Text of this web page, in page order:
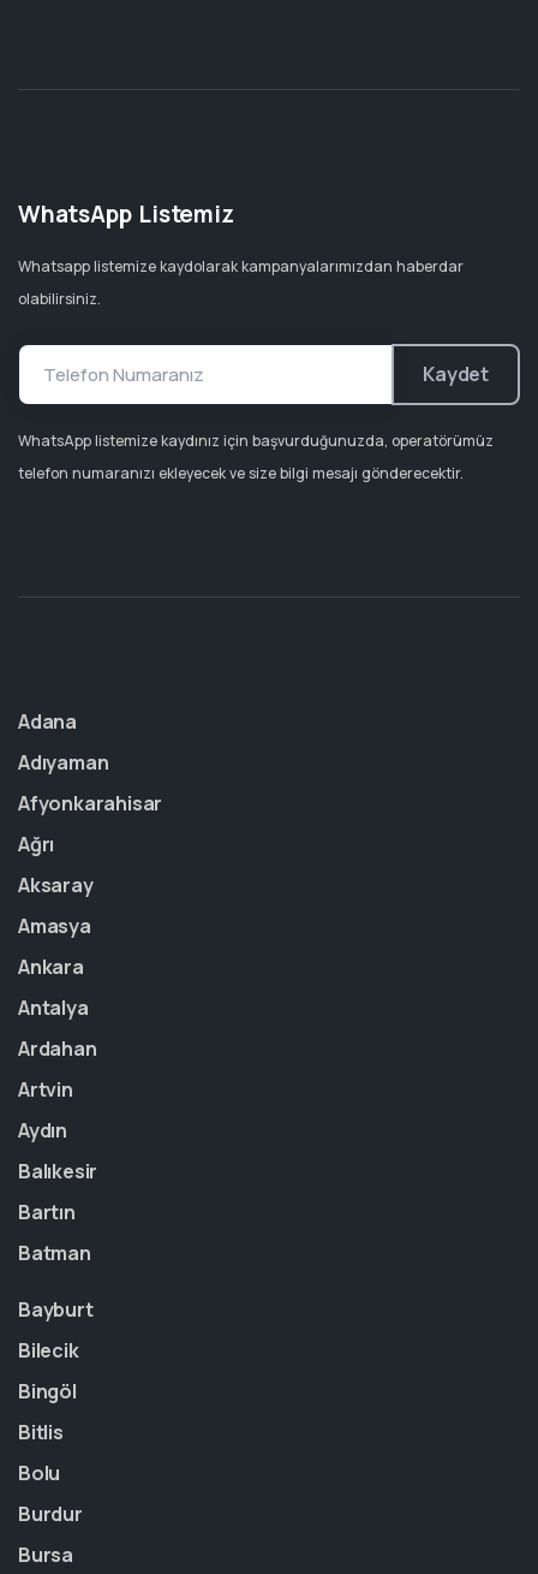
WhatsApp Listemiz
Whatsapp listemize kaydolarak kampanyalarımızdan haberdar
olabilirsiniz.
Kaydet
WhatsApp listemize kaydınız için başvurduğunuzda, operatörümüz
telefon numaranızı ekleyecek ve size bilgi mesajı gönderecektir.
Adana
Adıyaman
Afyonkarahisar
Ağrı
Aksaray
Amasya
Ankara
Antalya
Ardahan
Artvin
Aydın
Balıkesir
Bartın
Batman
Bayburt
Bilecik
Bingöl
Bitlis
Bolu
Burdur
Bursa